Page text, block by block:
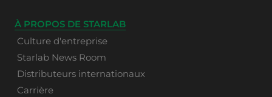
À PROPOS DE STARLAB
Culture d'entreprise
Starlab News Room
Distributeurs internationaux
Carrière